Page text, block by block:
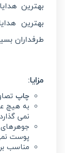
بهترین
بهترین
طرفداران
مزایا:
چاپ
به هیچ
نمی گذارد
پوست
مناسب